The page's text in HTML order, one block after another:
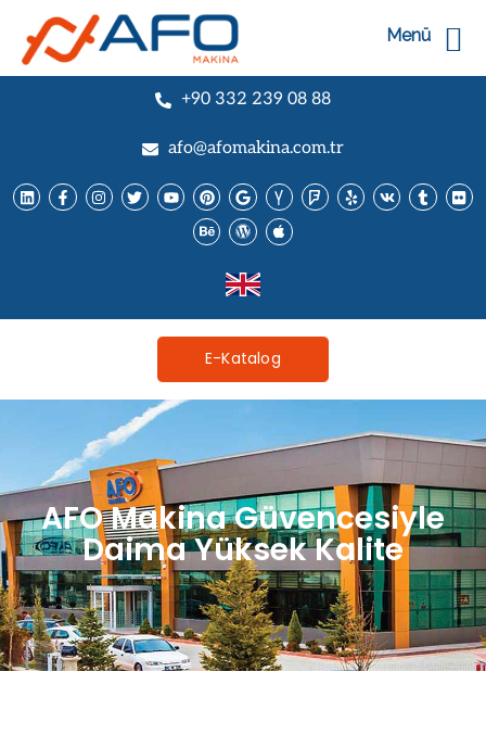
+90 332 239 08 88
afo@afomakina.com.tr
E-Katalog
AFO Makina Güvencesiyle
Daima Yüksek Kalite
Menü